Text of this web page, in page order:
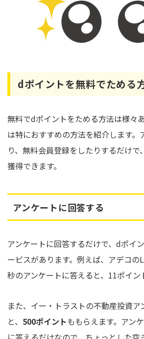
dポイントを無料でためる
無料でdポイントをためる方法は様々
は特におすすめの方法を紹介します。
り、無料会員登録をしたりするだけで
獲得できます。
アンケートに回答する
アンケートに回答するだけで、dポイ
ービスがあります。例えば、アデコの
秒のアンケートに答えると、11ポイン
また、イー・トラストの不動産投資ア
と、 500ポイントももらえます。アン